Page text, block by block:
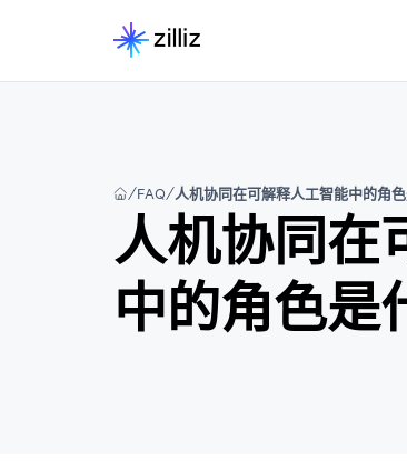
FAQ 人机协同在可解释人工智能中的角色
人机协同在
中的角色是